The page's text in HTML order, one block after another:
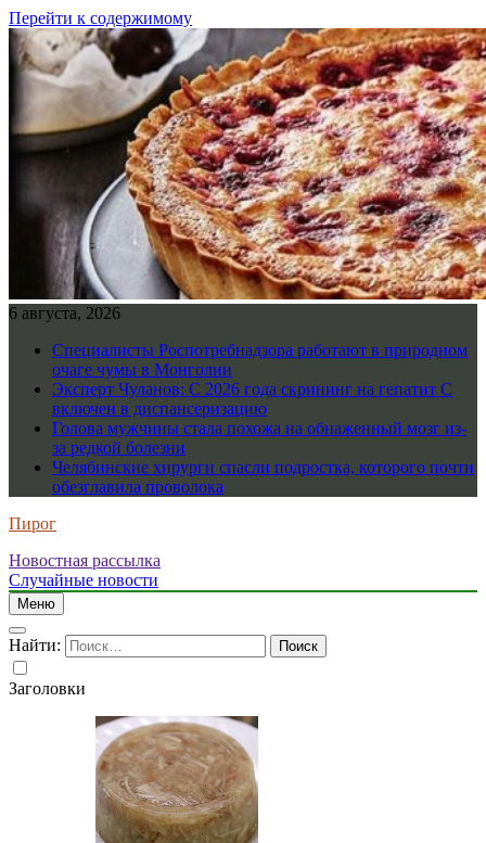
Перейти к содержимому
6 августа, 2026
Специалисты Роспотребнадзора работают в природном
очаге чумы в Монголии
Эксперт Чуланов: С 2026 года скрининг на гепатит С
включен в диспансеризацию
Голова мужчины стала похожа на обнаженный мозг из-
за редкой болезни
Челябинские хирурги спасли подростка, которого почти
обезглавила проволока
Пирог
Новостная рассылка
Случайные новости
Меню
Найти:
Заголовки